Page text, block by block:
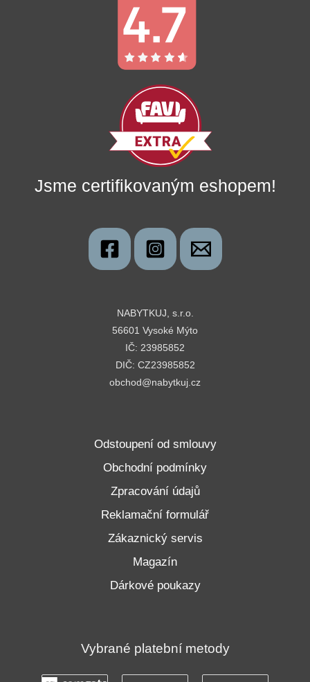
Jsme certifikovaným eshopem!
NABYTKUJ, s.r.o.
56601 Vysoké Mýto
IČ: 23985852
DIČ: CZ23985852
obchod@nabytkuj.cz
Odstoupení od smlouvy
Obchodní podmínky
Zpracování údajů
Reklamační formulář
Zákaznický servis
Magazín
Dárkové poukazy
Vybrané platební metody